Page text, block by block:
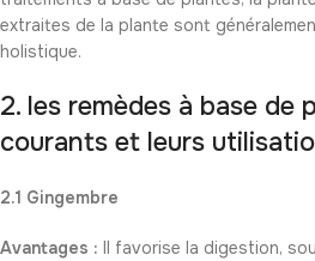
extraites de la plante sont
holistique.
2. les remèdes à base de
courants et leurs
2.1 Gingembre
Avantages : Il favorise la digestion,